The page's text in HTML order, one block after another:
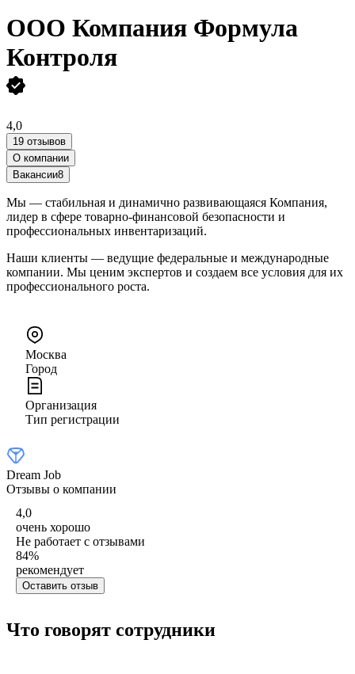
ООО Компания Формула
Контроля
4,0
19 отзывов
О компании
Вакансии8
Мы — стабильная и динамично развивающаяся Компания,
лидер в сфере товарно-финансовой безопасности и
профессиональных инвентаризаций.
Наши клиенты — ведущие федеральные и международные
компании. Мы ценим экспертов и создаем все условия для их
профессионального роста.
Москва
Город
Организация
Тип регистрации
Dream Job
Отзывы о компании
4,0
очень хорошо
Не работает с отзывами
84%
рекомендует
Оставить отзыв
Что говорят сотрудники